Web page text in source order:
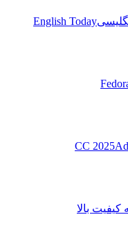
English Today
بالا